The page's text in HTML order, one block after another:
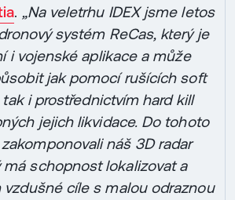
. „Na veletrhu IDEX jsme letos
systém ReCas, který je
i vojenské aplikace a může
jak pomocí rušících soft
i prostřednictvím hard kill
jejich likvidace. Do tohoto
náš 3D radar
má schopnost lokalizovat a
cíle s malou odraznou